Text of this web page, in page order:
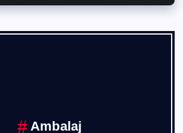
Ankara Sanayi Odası